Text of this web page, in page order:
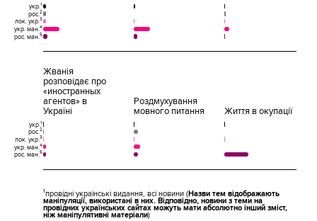
укр.¹
рос.²
лок. укр.³
укр. ман.⁴
рос. ман.⁵
Жванія
розповідає про
«иностранных
агентов» в
Україні
укр.¹
рос.²
лок. укр.³
укр. ман.⁴
рос. ман.⁵
Роздмухування
мовного питання
Життя в окупації
¹провідні українські видання, всі новини (Назви тем відображають
маніпуляції, використані в них. Відповідно, новини з теми на
провідних українських сайтах можуть мати абсолютно інший зміст,
ніж маніпулятивні матеріали)